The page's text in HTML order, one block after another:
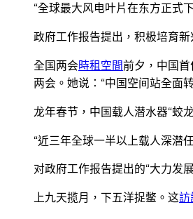
“全球最大风电叶片在东方正式
政府工作报告提出，积极培育
全国两会時租空間前夕，中国
两会。她说：“中国空间站全面
龙年春节，中国载人潜水器“蛟
“近三年全球一半以上载人深潜
对政府工作报告提出的“大力发
上九天揽月，下五洋捉鳖。这訪